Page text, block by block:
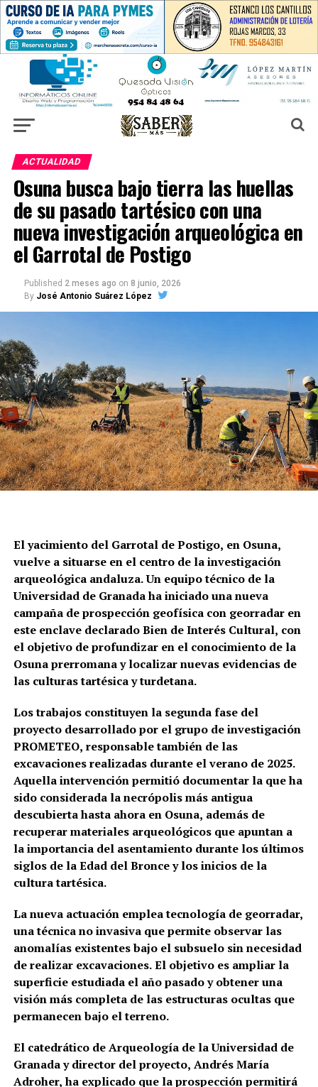
ACTUALIDAD
Osuna busca bajo tierra las huellas
de su pasado tartésico con una
nueva investigación arqueológica en
el Garrotal de Postigo
Published 2 meses ago on 8 junio, 2026
By José Antonio Suárez López
El yacimiento del Garrotal de Postigo, en Osuna,
vuelve a situarse en el centro de la investigación
arqueológica andaluza. Un equipo técnico de la
Universidad de Granada ha iniciado una nueva
campaña de prospección geofísica con georradar en
este enclave declarado Bien de Interés Cultural, con
el objetivo de profundizar en el conocimiento de la
Osuna prerromana y localizar nuevas evidencias de
las culturas tartésica y turdetana.
Los trabajos constituyen la segunda fase del
proyecto desarrollado por el grupo de investigación
PROMETEO, responsable también de las
excavaciones realizadas durante el verano de 2025.
Aquella intervención permitió documentar la que ha
sido considerada la necrópolis más antigua
descubierta hasta ahora en Osuna, además de
recuperar materiales arqueológicos que apuntan a
la importancia del asentamiento durante los últimos
siglos de la Edad del Bronce y los inicios de la
cultura tartésica.
La nueva actuación emplea tecnología de georradar,
una técnica no invasiva que permite observar las
anomalías existentes bajo el subsuelo sin necesidad
de realizar excavaciones. El objetivo es ampliar la
superficie estudiada el año pasado y obtener una
visión más completa de las estructuras ocultas que
permanecen bajo el terreno.
El catedrático de Arqueología de la Universidad de
Granada y director del proyecto, Andrés María
Adroher, ha explicado que la prospección permitirá